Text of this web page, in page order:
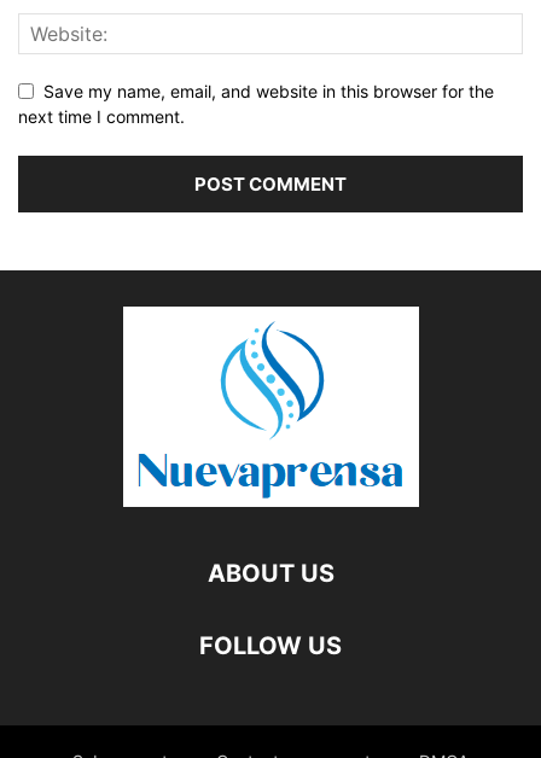
Save my name, email, and website in this browser for the
next time I comment.
ABOUT US
FOLLOW US